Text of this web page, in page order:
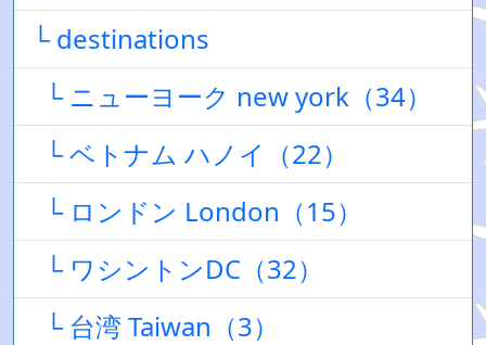
└ destinations
└ ニューヨーク new york（34）
└ ベトナム ハノイ（22）
└ ロンドン London（15）
└ ワシントンDC（32）
└ 台湾 Taiwan（3）